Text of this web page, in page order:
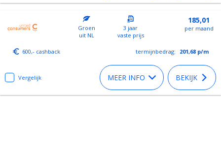
Groen
uit NL
3 jaar
vaste prijs
185,01
per maand
600,- cashback termijnbedrag: 201,68 p/m
Vergelijk MEER INFO BEKIJK